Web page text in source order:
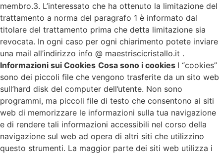
membro.3. L’interessato che ha ottenuto la limitazione del
trattamento a norma del paragrafo 1 è informato dal
titolare del trattamento prima che detta limitazione sia
revocata. In ogni caso per ogni chiarimento potete inviare
una mail all’indirizzo info @ maestriscicristallo.it .
Informazioni sui Cookies Cosa sono i cookies I “cookies”
sono dei piccoli file che vengono trasferite da un sito web
sull’hard disk del computer dell’utente. Non sono
programmi, ma piccoli file di testo che consentono ai siti
web di memorizzare le informazioni sulla tua navigazione
e di rendere tali informazioni accessibili nel corso della
navigazione sul web ad opera di altri siti che utilizzino
questo strumenti. La maggior parte dei siti web utilizza i